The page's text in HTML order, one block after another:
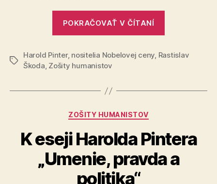
POKRAČOVAŤ V ČÍTANÍ
politika“
Značky
Harold Pinter, nositelia Nobelovej ceny, Rastislav
Škoda, Zošity humanistov
Kategórie
ZOŠITY HUMANISTOV
K eseji Harolda Pintera
„Umenie, pravda a
politika“